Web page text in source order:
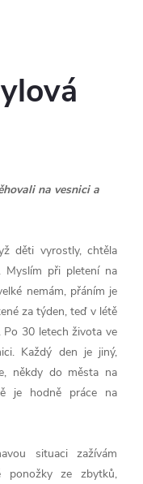
na vesnici a
děti vyrostly, chtěla
Myslím při pletení na
nemám, přáním je
za týden, teď v létě
Po 30 letech života ve
Každý den je jiný,
někdy do města na
je hodně práce na
situaci zažívám
ponožky ze zbytků,